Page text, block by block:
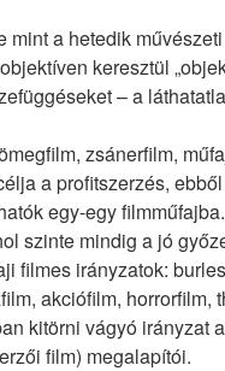
a hetedik
keresztül
– a
zsánerfilm,
a profitszerzés,
egy-egy
szinte mindig a jó
filmes irányzatok:
akciófilm, horrorfilm,
kitörni vágyó irányzat
film) megalapítói.